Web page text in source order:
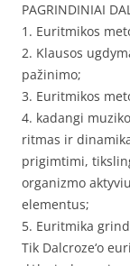
PAGRINDINIAI
1. Euritmikos
2. Klausos
pažinimo;
3. Euritmikos
4. kadangi
ritmas ir
prigimtimi,
organizmo
elementus;
5. Euritmika
Tik Dalcroze‘o